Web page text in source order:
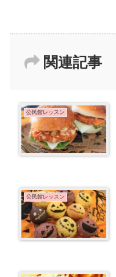
関連記事
公民館レッスン
公民館レッスン